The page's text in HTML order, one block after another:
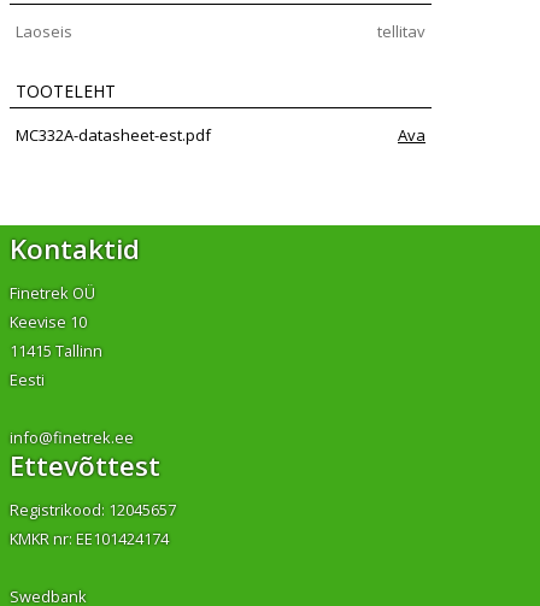
Laoseis tellitav
TOOTELEHT
MC332A-datasheet-est.pdf Ava
Kontaktid
Finetrek OÜ
Keevise 10
11415 Tallinn
Eesti
info@finetrek.ee
Ettevõttest
Registrikood: 12045657
KMKR nr: EE101424174
Swedbank